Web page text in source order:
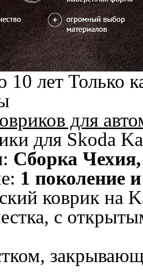
10 лет Только
для
для Skoda
Сборка
1 поколение
коврик на
с